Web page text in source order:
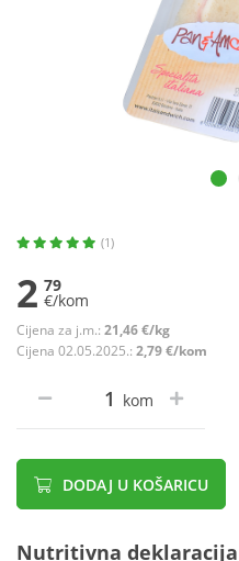
(1)
2 79
€/kom
Cijena za j.m.: 21,46 €/kg
Cijena 02.05.2025.: 2,79 €/kom
kom
DODAJ U KOŠARICU
Nutritivna deklaracija